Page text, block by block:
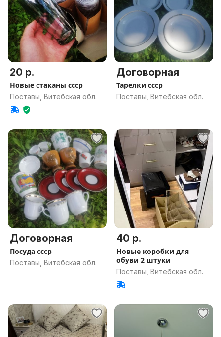
20 р.
Новые стаканы ссср
Поставы, Витебская обл.
Договорная
Тарелки ссср
Поставы, Витебская обл.
Договорная
Посуда ссср
Поставы, Витебская обл.
40 р.
Новые коробки для
обуви 2 штуки
Поставы, Витебская обл.